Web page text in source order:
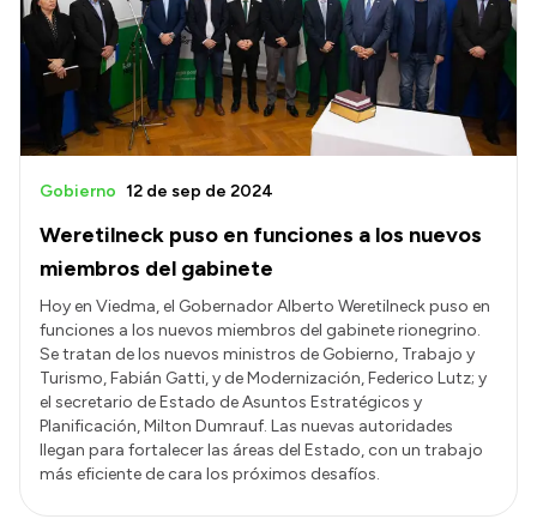
Transparencia
Inversión en Salud
Licitaciones
Weretilneck puso en funciones a los nuevos
miembros del gabinete
Gobierno 12 de sep de 2024
Hoy en Viedma, el Gobernador Alberto Weretilneck puso en
funciones a los nuevos miembros del gabinete rionegrino.
Se tratan de los nuevos ministros de Gobierno, Trabajo y
Turismo, Fabián Gatti, y de Modernización, Federico Lutz; y
el secretario de Estado de Asuntos Estratégicos y
Planificación, Milton Dumrauf. Las nuevas autoridades
llegan para fortalecer las áreas del Estado, con un trabajo
más eficiente de cara los próximos desafíos.